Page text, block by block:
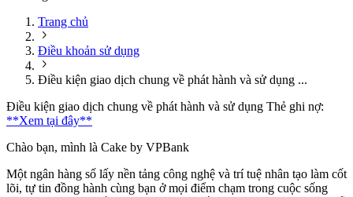
Trang chủ
Điều khoản sử dụng
Điều kiện giao dịch chung về phát hành và sử dụng ...
Điều kiện giao dịch chung về phát hành và sử dụng Thẻ ghi nợ:
**Xem tại đây**
Chào bạn, mình là Cake by VPBank
Một ngân hàng số lấy nền tảng công nghệ và trí tuệ nhân tạo làm cốt
lõi, tự tin đồng hành cùng bạn ở mọi điểm chạm trong cuộc sống